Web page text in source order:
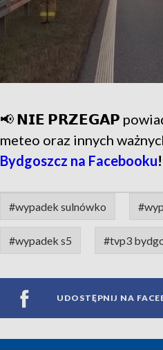
📢 𝗡𝗜𝗘 𝗣𝗥𝗭𝗘𝗚𝗔𝗣
meteo oraz innych
Bydgoszcz na Facebooku!
#wypadek sulnówko
#wypadek s5 #tvp3
UDOSTĘPNIJ NA